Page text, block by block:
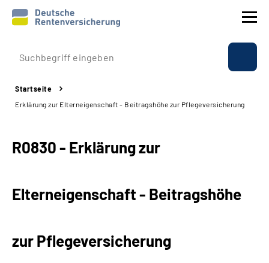
Prävention
Reha
Experten
Startseite
Erklärung zur Elterneigenschaft - Beitragshöhe zur Pflegeversicherung
R0830 - Erklärung zur
Elterneigenschaft - Beitragshöhe
zur Pflegeversicherung